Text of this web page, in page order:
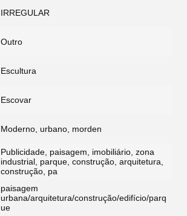
IRREGULAR
Outro
Escultura
Escovar
Moderno, urbano, morden
Publicidade, paisagem, imobiliário, zona
industrial, parque, construção, arquitetura,
construção, pa
paisagem
urbana/arquitetura/construção/edifício/parq
ue